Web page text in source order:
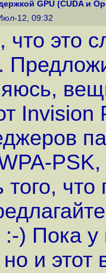
GPU (CUDA и
12, 09:32
что это
Invision
того,
) Пока
и этот